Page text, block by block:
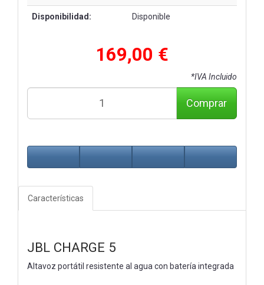
Disponibilidad: Disponible
169,00 €
*IVA Incluido
Comprar
Características
JBL CHARGE 5
Altavoz portátil resistente al agua con batería integrada